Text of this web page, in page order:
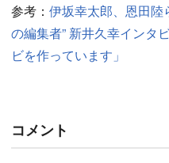
参考： 伊坂幸太郎、恩田陸
の編集者” 新井久幸インタ
ビを作っています」
コメント